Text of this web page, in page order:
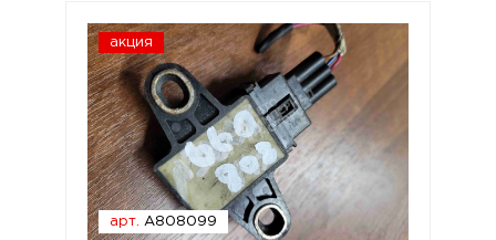
акция
арт. A808099